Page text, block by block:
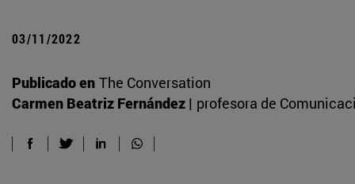
03/11/2022
Publicado en The Conversation
Carmen Beatriz Fernández | profesora de